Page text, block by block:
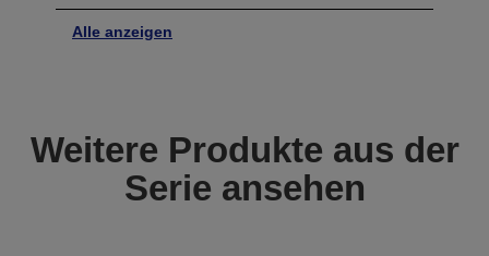
Alle anzeigen
Weitere Produkte aus der
Serie ansehen